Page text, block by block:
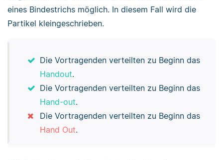
eines Bindestrichs möglich. In diesem Fall wird die
Partikel kleingeschrieben.
Die Vortragenden verteilten zu Beginn das
Handout.
Die Vortragenden verteilten zu Beginn das
Hand-out.
Die Vortragenden verteilten zu Beginn das
Hand Out.